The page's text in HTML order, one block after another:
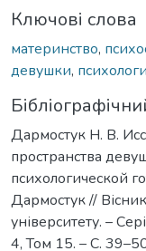
Ключові слова
материнство,
девушки,
Дармостук Н. В.
пространства
психологической
Дармостук //
університету. –
4, Том 15. – С.